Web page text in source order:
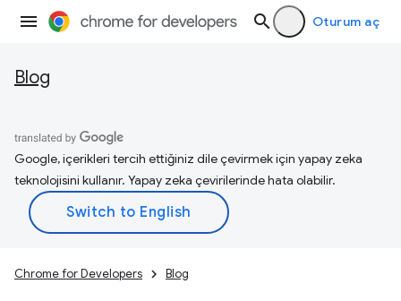
Oturum aç
Blog
Google, içerikleri tercih ettiğiniz dile çevirmek için yapay zeka
teknolojisini kullanır. Yapay zeka çevirilerinde hata olabilir.
Chrome for Developers Blog